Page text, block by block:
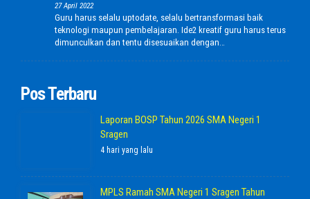
27 April 2022
Guru harus selalu uptodate, selalu bertransformasi baik
teknologi maupun pembelajaran. Ide2 kreatif guru harus terus
dimunculkan dan tentu disesuaikan dengan…
Pos Terbaru
Laporan BOSP Tahun 2026 SMA Negeri 1
Sragen
4 hari yang lalu
MPLS Ramah SMA Negeri 1 Sragen Tahun